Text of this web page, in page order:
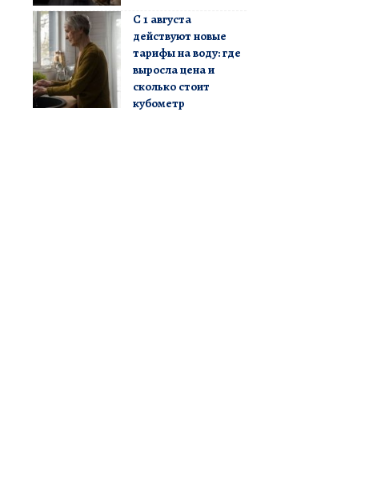
С 1 августа
действуют новые
тарифы на воду: где
выросла цена и
сколько стоит
кубометр